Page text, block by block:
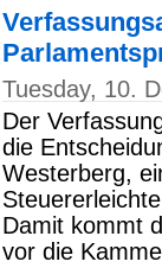
Tuesday, 10.
Der
die
Westerberg,
Damit kommt
vor die